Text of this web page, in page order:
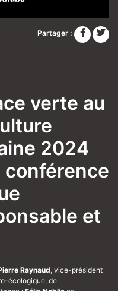
Partager :
verte au
2024
conférence
et
Raynaud, vice-président
écologique, de